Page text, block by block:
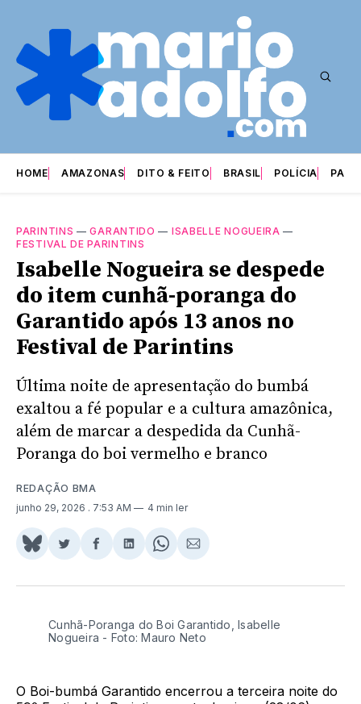
HOME AMAZONAS DITO & FEITO BRASIL POLÍCIA
PARINTINS —GARANTIDO — ISABELLE NOGUEIRA —
FESTIVAL DE PARINTINS
Isabelle Nogueira se despede
do item cunhã-poranga do
Garantido após 13 anos no
Festival de Parintins
Última noite de apresentação do bumbá
exaltou a fé popular e a cultura amazônica,
além de marcar a despedida da Cunhã-
Poranga do boi vermelho e branco
REDAÇÃO BMA
junho 29, 2026 . 7:53 AM 4 min ler
Share
BlueSky
Compartilhar
Twitter
Compartilhar
Facebook
Compartilhar
LinkedIn
Share
WhatsApp
Compartilhar
Email
Cunhã-Poranga do Boi Garantido, Isabelle
Nogueira - Foto: Mauro Neto
O Boi-bumbá Garantido encerrou a terceira noite do